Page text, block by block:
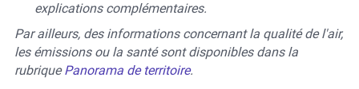
explications complémentaires.
Par ailleurs, des informations concernant la qualité de l'air,
les émissions ou la santé sont disponibles dans la
rubriquePanorama de territoire.